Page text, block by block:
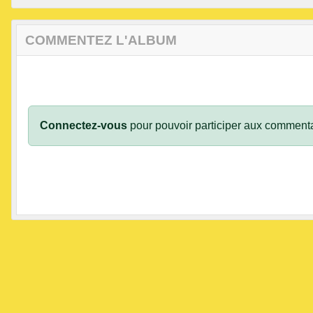
COMMENTEZ L'ALBUM
Connectez-vous pour pouvoir participer aux